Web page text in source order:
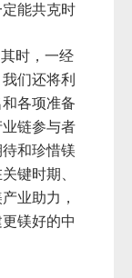
能共克时
时，一经
们还将利
各项准备
链参与者
和珍惜镁
键时期、
业助力，
镁好的中